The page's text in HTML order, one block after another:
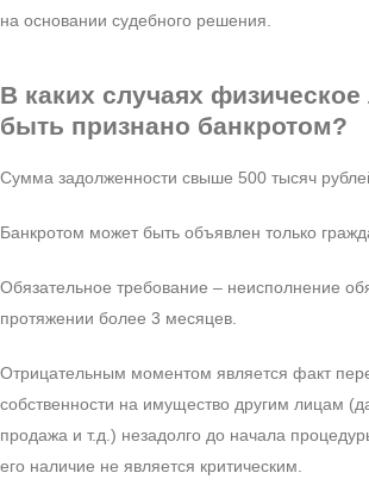
на основании судебного решения.
В каких случаях
быть признано банкротом?
Сумма задолженности свыше 500 тысяч
Банкротом может быть объявлен только
Обязательное требование – неисполнение
протяжении более 3 месяцев.
Отрицательным моментом является факт
собственности на имущество другим лицам
продажа и т.д.) незадолго до начала
его наличие не является критическим.